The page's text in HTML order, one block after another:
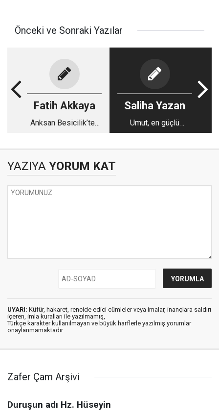
Önceki ve Sonraki Yazılar
Fatih Akkaya
Anksan Besicilik’ten
Saliha Yazan
Umut, en güçlü
tedavidir
YAZIYA YORUM KAT
UYARI: Küfür, hakaret, rencide edici cümleler veya imalar, inançlara saldırı
içeren, imla kuralları ile yazılmamış,
Türkçe karakter kullanılmayan ve büyük harflerle yazılmış yorumlar
onaylanmamaktadır.
Zafer Çam Arşivi
Duruşun adı Hz. Hüseyin